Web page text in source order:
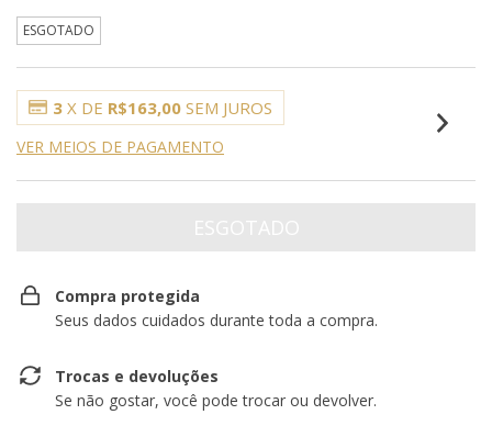
ESGOTADO
3 X DE R$163,00 SEM JUROS
VER MEIOS DE PAGAMENTO
Compra protegida
Seus dados cuidados durante toda a compra.
Trocas e devoluções
Se não gostar, você pode trocar ou devolver.